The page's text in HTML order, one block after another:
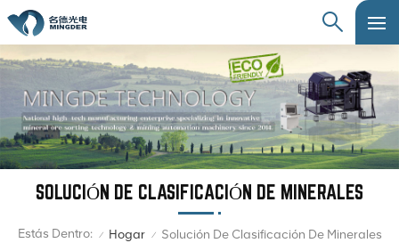
SOLUCIÓN DE CLASIFICACIÓN DE MINERALES
Estás Dentro: / Hogar / Solución De Clasificación De Minerales